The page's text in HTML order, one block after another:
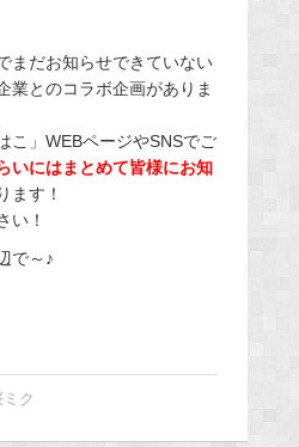
まだお知らせできていない
業とのコラボ企画がありま
こ」WEBページやSNSでご
いにはまとめて皆様にお知
ます！
い！
で～♪
ミク